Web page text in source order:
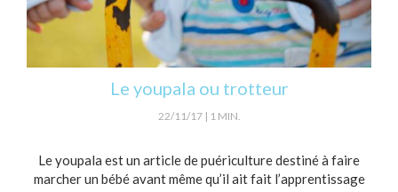
Le youpala ou trotteur
22/11/17 1 MIN.
Le youpala est un article de puériculture destiné à faire
marcher un bébé avant même qu’il ait fait l’apprentissage